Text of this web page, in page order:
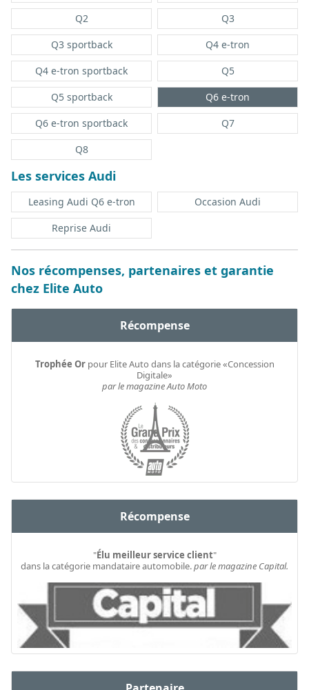
Q2
Q3
Q3 sportback
Q4 e-tron
Q4 e-tron sportback
Q5
Q5 sportback
Q6 e-tron
Q6 e-tron sportback
Q7
Q8
Les services Audi
Leasing Audi Q6 e-tron
Occasion Audi
Reprise Audi
Nos récompenses, partenaires et garantie
chez Elite Auto
Récompense
Trophée Orpour Elite Auto dans la catégorie «Concession
Digitale»
par le magazine Auto Moto
Récompense
"Élu meilleur service client"
dans la catégorie mandataire automobile.par le magazine Capital.